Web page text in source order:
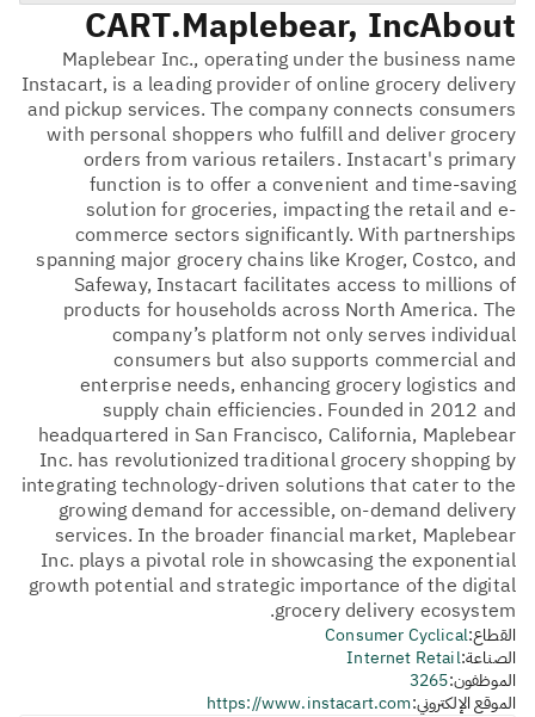
About
Maplebear, Inc.
CART
Maplebear Inc., operating under the business name
Instacart, is a leading provider of online grocery delivery
and pickup services. The company connects consumers
with personal shoppers who fulfill and deliver grocery
orders from various retailers. Instacart's primary
function is to offer a convenient and time-saving
solution for groceries, impacting the retail and e-
commerce sectors significantly. With partnerships
spanning major grocery chains like Kroger, Costco, and
Safeway, Instacart facilitates access to millions of
products for households across North America. The
company’s platform not only serves individual
consumers but also supports commercial and
enterprise needs, enhancing grocery logistics and
supply chain efficiencies. Founded in 2012 and
headquartered in San Francisco, California, Maplebear
Inc. has revolutionized traditional grocery shopping by
integrating technology-driven solutions that cater to the
growing demand for accessible, on-demand delivery
services. In the broader financial market, Maplebear
Inc. plays a pivotal role in showcasing the exponential
growth potential and strategic importance of the digital
grocery delivery ecosystem.
القطاع:Consumer Cyclical
الصناعة:Internet Retail
الموظفون:3265
الموقع الإلكتروني:https://www.instacart.com